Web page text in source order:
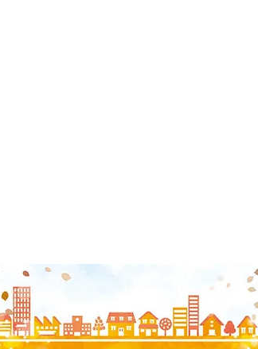
笑顔相続サロン
TUNAGUみんなの相続診断士事務所